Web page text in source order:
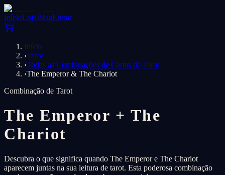
InícioLojaBlogEntrar
Início
›Tarot
›Todas as Combinações de Cartas de Tarot
›The Emperor & The Chariot
Combinação de Tarot
The Emperor + The
Chariot
Descubra o que significa quando The Emperor e The Chariot
aparecem juntas na sua leitura de tarot. Esta poderosa combinação